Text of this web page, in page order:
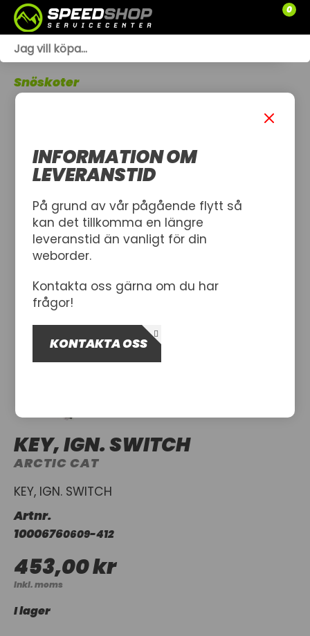
0
SLÄPVAGNAR
Snöskoter
KEY, IGN. SWITCH
ARCTIC CAT
KEY, IGN. SWITCH
Artnr.
10006760609-412
453,00 kr
Inkl. moms
I lager
INFORMATION OM
LEVERANSTID
På grund av vår pågående flytt så
kan det tillkomma en längre
leveranstid än vanligt för din
weborder.
Kontakta oss gärna om du har
frågor!
KONTAKTA OSS